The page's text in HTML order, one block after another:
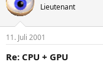
Lieutenant
11. Juli 2001
Re: CPU + GPU